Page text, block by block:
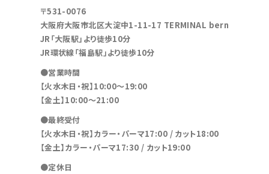
〒531-0076
大阪府大阪市北区大淀中1-11-17 TERMINAL bern
JR「大阪駅」より徒歩10分
JR環状線「福島駅」より徒歩10分
●営業時間
【火水木日・祝】10:00～19:00
【金土】10:00〜21:00
●最終受付
【火水木日・祝】カラー・パーマ17:00 / カット18:00
【金土】カラー・パーマ17:30 / カット19:00
●定休日